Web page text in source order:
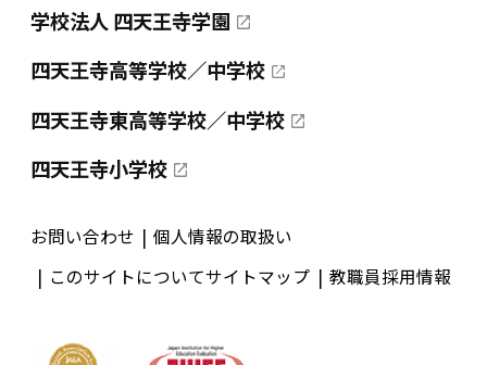
学校法人 四天王寺学園
四天王寺高等学校／中学校
四天王寺東高等学校／中学校
四天王寺小学校
お問い合わせ
個人情報の取扱い
このサイトについてサイトマップ 教職員採用情報